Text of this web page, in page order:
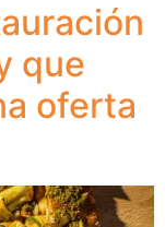
que
oferta